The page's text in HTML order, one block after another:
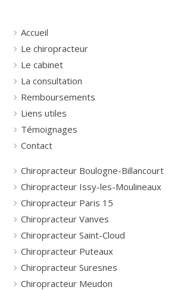
Accueil
Le chiropracteur
Le cabinet
La consultation
Remboursements
Liens utiles
Témoignages
Contact
Chiropracteur Boulogne-Billancourt
Chiropracteur Issy-les-Moulineaux
Chiropracteur Paris 15
Chiropracteur Vanves
Chiropracteur Saint-Cloud
Chiropracteur Puteaux
Chiropracteur Suresnes
Chiropracteur Meudon